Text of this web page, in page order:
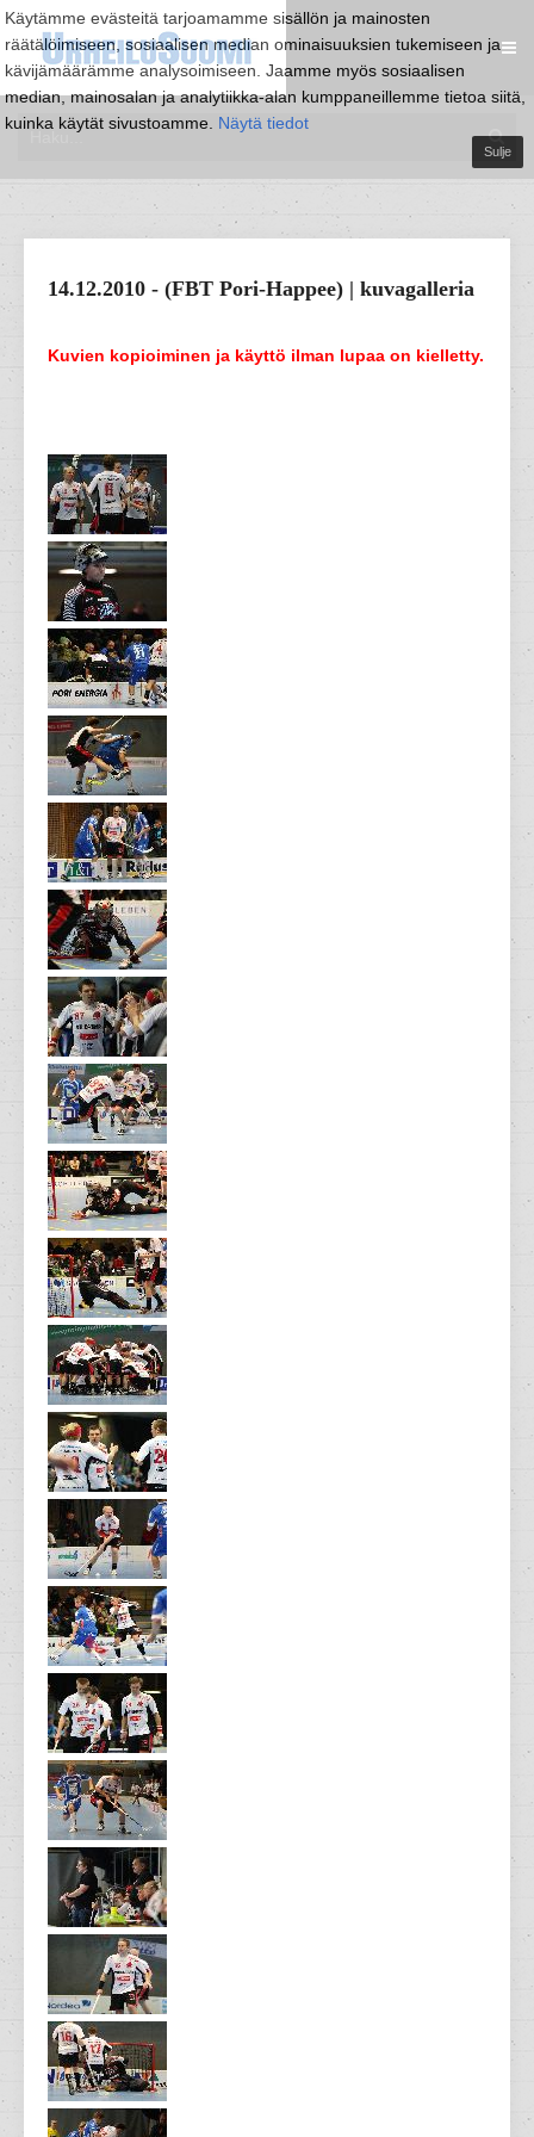
Käytämme evästeitä tarjoamamme sisällön ja mainosten
räätälöimiseen, sosiaalisen median ominaisuuksien tukemiseen ja
kävijämäärämme analysoimiseen. Jaamme myös sosiaalisen
median, mainosalan ja analytiikka-alan kumppaneillemme tietoa siitä,
kuinka käytät sivustoamme. Näytä tiedot
Sulje
14.12.2010 - (FBT Pori-Happee) | kuvagalleria
Kuvien kopioiminen ja käyttö ilman lupaa on kielletty.